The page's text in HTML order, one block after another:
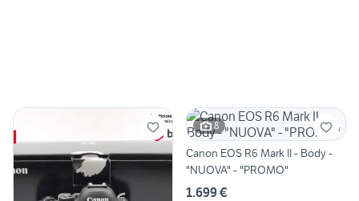
8
Canon EOS R6 Mark II - Body -
"NUOVA" - "PROMO"
1.699 €